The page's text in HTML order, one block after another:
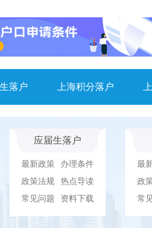
落户 上海积分落户
应届生落户
最新政策
办理条件
政策法规
热点导读
常见问题
资料下载
最
政
常